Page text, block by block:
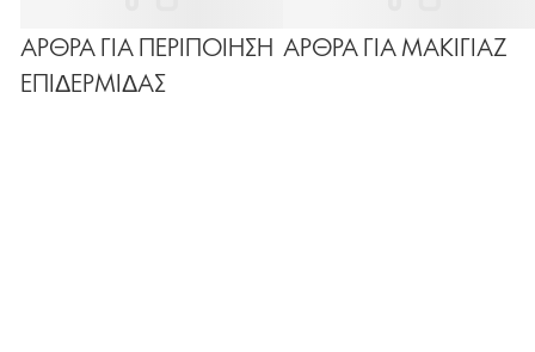
ΑΡΘΡΑ ΓΙΑ ΠΕΡΙΠΟΙΗΣΗ
ΕΠΙΔΕΡΜΙΔΑΣ
ΑΡΘΡΑ ΓΙΑ ΜΑΚΙΓΙΑΖ